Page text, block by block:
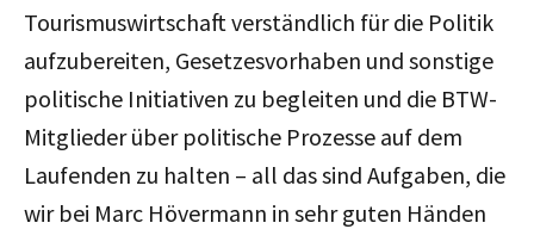
Tourismuswirtschaft verständlich für die Politik
aufzubereiten, Gesetzesvorhaben und sonstige
politische Initiativen zu begleiten und die BTW-
Mitglieder über politische Prozesse auf dem
Laufenden zu halten – all das sind Aufgaben, die
wir bei Marc Hövermann in sehr guten Händen